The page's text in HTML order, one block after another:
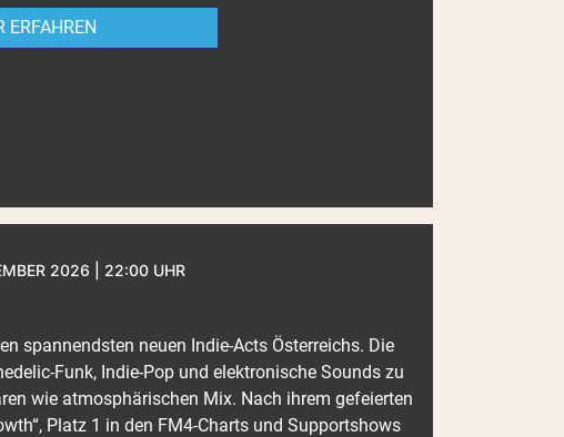
ERFAHREN
2026 | 22:00 UHR
spannendsten neuen Indie-Acts Österreichs. Die
Funk, Indie-Pop und elektronische Sounds zu
wie atmosphärischen Mix. Nach ihrem gefeierten
Platz 1 in den FM4-Charts und Supportshows